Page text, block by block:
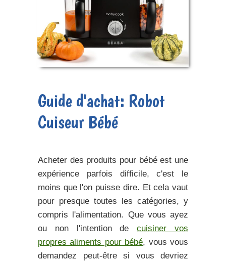
Guide d'achat: Robot
Cuiseur Bébé
Acheter des produits pour bébé est une
expérience parfois difficile, c'est le
moins que l'on puisse dire. Et cela vaut
pour presque toutes les catégories, y
compris l'alimentation. Que vous ayez
ou non l'intention decuisiner vos
propres aliments pour bébé, vous vous
demandez peut-être si vous devriez